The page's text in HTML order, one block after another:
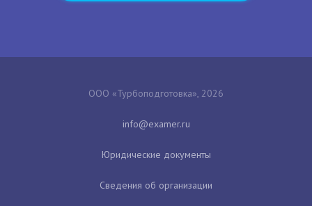
ООО «Турбоподготовка», 2026
Юридические документы
Сведения об организации